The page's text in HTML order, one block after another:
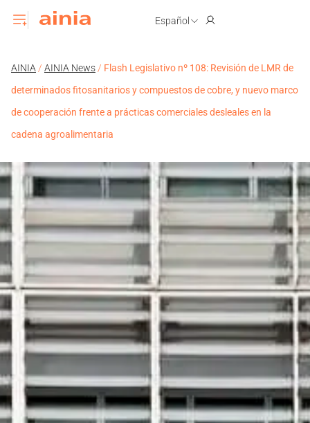
Español
AINIA / AINIA News / Flash Legislativo nº 108: Revisión de LMR de
determinados fitosanitarios y compuestos de cobre, y nuevo marco
de cooperación frente a prácticas comerciales desleales en la
cadena agroalimentaria